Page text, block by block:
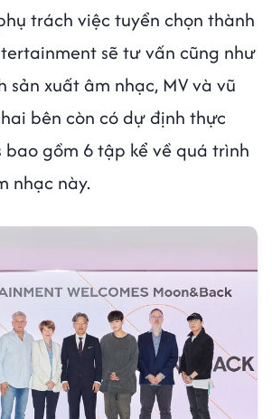
trách việc tuyển chọn thành
sẽ tư vấn cũng như
sản xuất âm nhạc, MV và vũ
bên còn có dự định thực
bao gồm 6 tập kể về quá trình
nhạc này.